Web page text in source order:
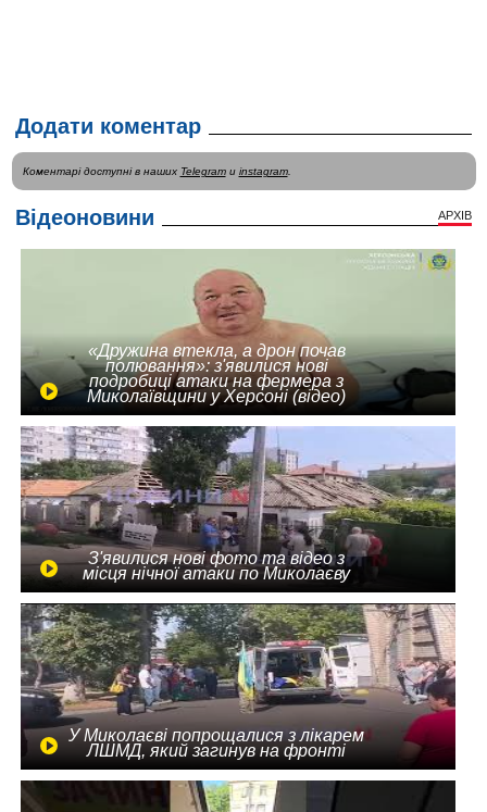
Додати коментар
Коментарі доступні в наших Telegramи instagram.
Відеоновини АРХІВ
«Дружина втекла, а дрон почав
полювання»: з'явилися нові
подробиці атаки на фермера з
Миколаївщини у Херсоні (відео)
З'явилися нові фото та відео з
місця нічної атаки по Миколаєву
У Миколаєві попрощалися з лікарем
ЛШМД, який загинув на фронті